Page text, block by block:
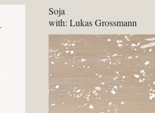
Soja
with: Lukas Grossmann